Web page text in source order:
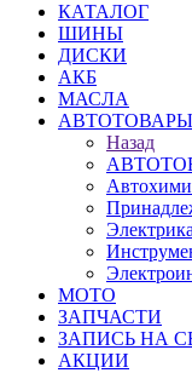
КАТАЛОГ
ШИНЫ
ДИСКИ
АКБ
МАСЛА
АВТОТОВАРЫ
Назад
МОТО
ЗАПЧАСТИ
ЗАПИСЬ НА
АКЦИИ